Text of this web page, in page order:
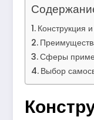
Конструкция
Сферы
Выбор